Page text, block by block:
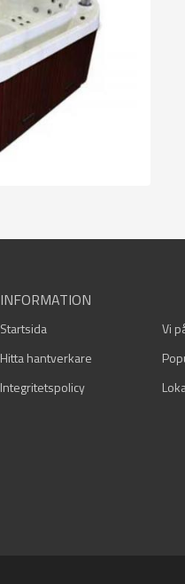
INFORMATION
Startsida
Vi
Hitta hantverkare
Integritetspolicy